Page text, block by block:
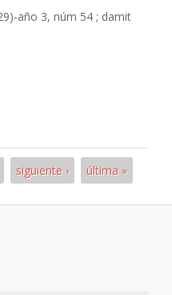
año 3, núm 54 ; damit
siguiente › última »